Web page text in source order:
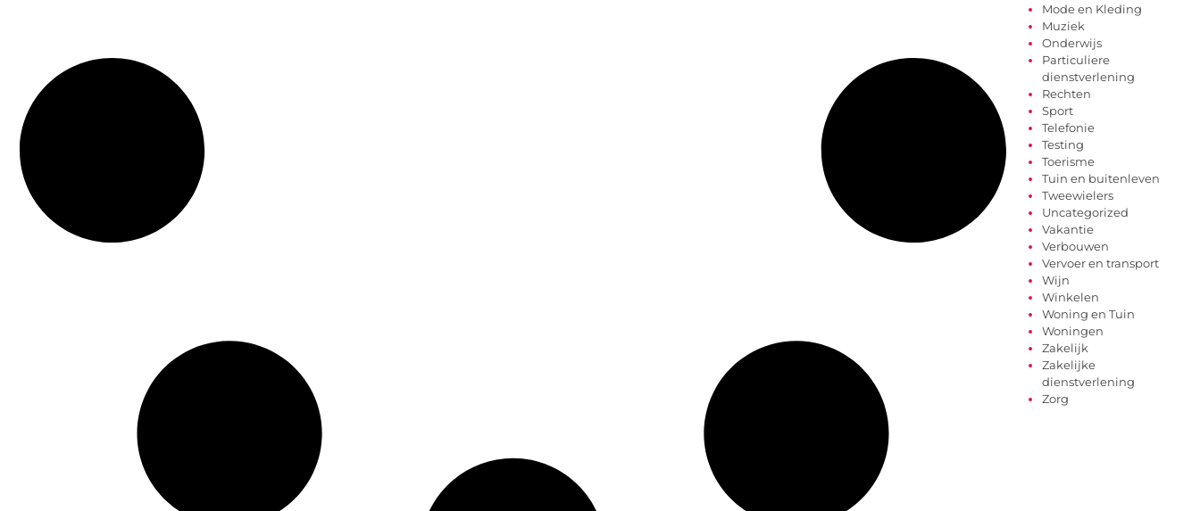
Mode en Kleding
Muziek
Onderwijs
Particuliere
dienstverlening
Rechten
Sport
Telefonie
Testing
Toerisme
Tuin en buitenleven
Tweewielers
Uncategorized
Vakantie
Verbouwen
Vervoer en transport
Wijn
Winkelen
Woning en Tuin
Woningen
Zakelijk
Zakelijke
dienstverlening
Zorg